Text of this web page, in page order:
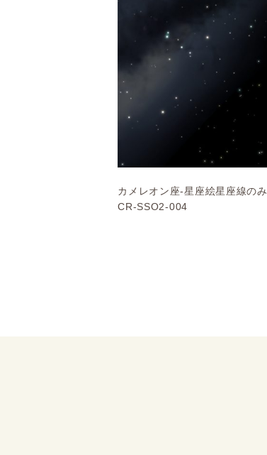
カメレオン座-星座絵星座線のみ
CR-SSO2-004